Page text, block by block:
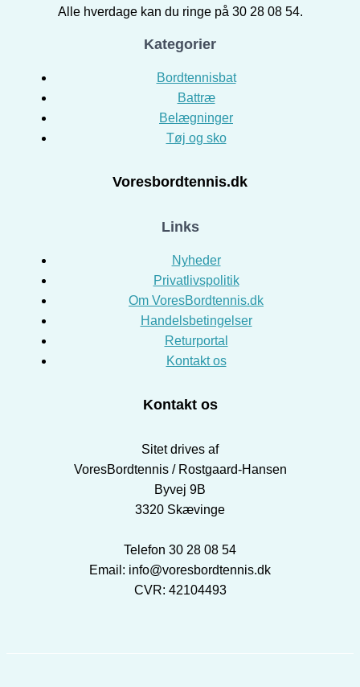
Alle hverdage kan du ringe på 30 28 08 54.
Kategorier
Bordtennisbat
Battræ
Belægninger
Tøj og sko
Voresbordtennis.dk
Links
Nyheder
Privatlivspolitik
Om VoresBordtennis.dk
Handelsbetingelser
Returportal
Kontakt os
Kontakt os
Sitet drives af
VoresBordtennis / Rostgaard-Hansen
Byvej 9B
3320 Skævinge
Telefon 30 28 08 54
Email: info@voresbordtennis.dk
CVR: 42104493